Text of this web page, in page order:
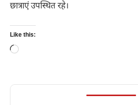
छात्राएं उपस्थित रहे।
Like this:
Loading…